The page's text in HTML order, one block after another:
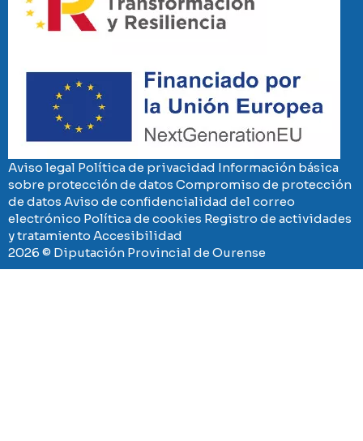
Aviso legal Política de privacidad Información básica
sobre protección de datos Compromiso de protección
de datos Aviso de confidencialidad del correo
electrónico Política de cookies Registro de actividades
y tratamiento Accesibilidad
2026 © Diputación Provincial de Ourense